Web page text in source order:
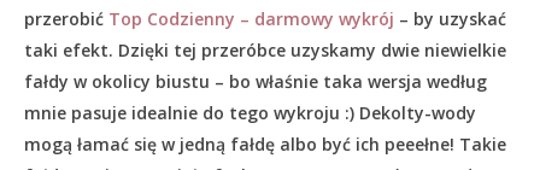
przerobić Top Codzienny – darmowy wykrój – by uzyskać
taki efekt. Dzięki tej przeróbce uzyskamy dwie niewielkie
fałdy w okolicy biustu – bo właśnie taka wersja według
mnie pasuje idealnie do tego wykroju :) Dekolty-wody
mogą łamać się w jedną fałdę albo być ich peeełne! Takie